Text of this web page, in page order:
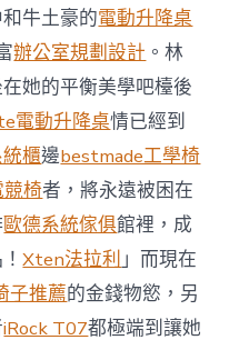
凸
顯 億
嵐
室
內
設
計
過
往
半
年
總
買
賣
額
和牛土豪的電動升降桌
辦公室規劃設計 。林
她的平衡美學吧檯後
電動升降桌情已經到
櫃邊bestmade工學椅
競椅者，將永遠被困在
歐德系統傢俱館裡，成
Xten法拉利」而現在
子推薦的金錢物慾，另
iRock T07都極端到讓她